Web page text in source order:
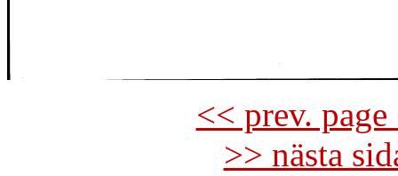
<< prev.
>> nästa